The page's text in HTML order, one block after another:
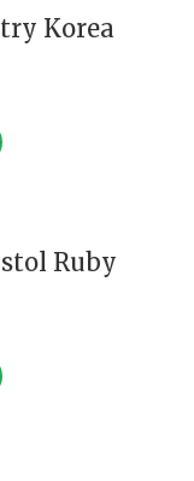
Korea
Ruby